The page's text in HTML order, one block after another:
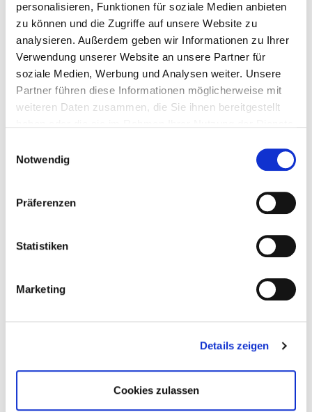
personalisieren, Funktionen für soziale Medien anbieten
zu können und die Zugriffe auf unsere Website zu
analysieren. Außerdem geben wir Informationen zu Ihrer
Verwendung unserer Website an unsere Partner für
soziale Medien, Werbung und Analysen weiter. Unsere
Partner führen diese Informationen möglicherweise mit
weiteren Daten zusammen, die Sie ihnen bereitgestellt
Notwendig
Präferenzen
Statistiken
Marketing
Details zeigen
Cookies zulassen
Wolfach -DEHOGABaden Württemberg
Mehr lesen
Tübingen -DEHOGABaden Württemberg
Mehr lesen
Mehr lesen
Servicecenter -
Mehr lesen